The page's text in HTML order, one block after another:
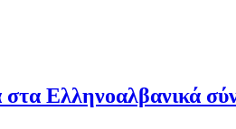
στα Ελληνοαλβανικά